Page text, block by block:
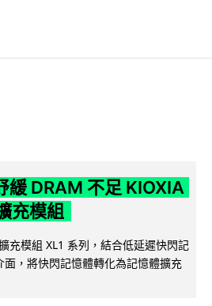
緩 DRAM 不足 KIOXIA
充模組
充模組 XL1 系列，結合低延遲快閃記
面，將快閃記憶體轉化為記憶體擴充